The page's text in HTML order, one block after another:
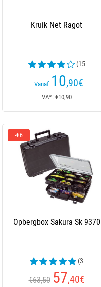
Kruik Net Ragot
(15
beoordelingen)
Vanaf 10,90€
VA*: €10,90
-€6
Opbergbox Sakura Sk 9370
(3
beoordelingen)
€63,50 57,40€